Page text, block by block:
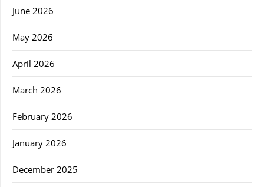
June 2026
May 2026
April 2026
March 2026
February 2026
January 2026
December 2025